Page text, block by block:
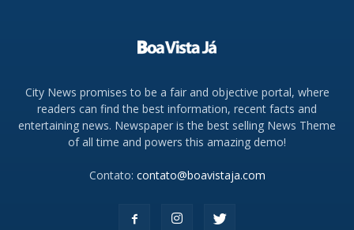
City News promises to be a fair and objective portal, where
readers can find the best information, recent facts and
entertaining news. Newspaper is the best selling News Theme
of all time and powers this amazing demo!
Contato: contato@boavistaja.com